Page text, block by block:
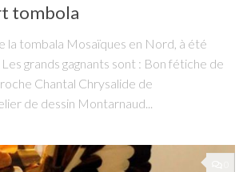
tombola
la tombala Mosaïques en Nord, à été
grands gagnants sont : Bon fétiche de
Chantal Chrysalide de
de dessin Montarnaud...